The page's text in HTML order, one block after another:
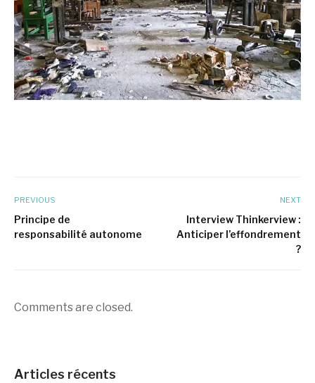
PREVIOUS
Principe de
responsabilité autonome
NEXT
Interview Thinkerview :
Anticiper l’effondrement
?
Comments are closed.
Articles récents